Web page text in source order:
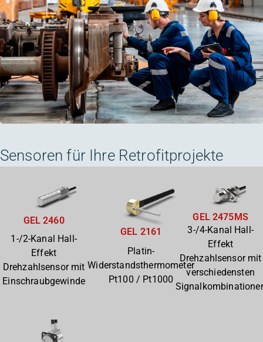
Sensoren für Ihre Retrofitprojekte
GEL 2460
1-/2-Kanal Hall-
Effekt
Drehzahlsensor mit
Einschraubgewinde
GEL 2161
Platin-
Widerstandsthermometer
Pt100 / Pt1000
GEL 2475MS
3-/4-Kanal Hall-
Effekt
Drehzahlsensor mit
verschiedensten